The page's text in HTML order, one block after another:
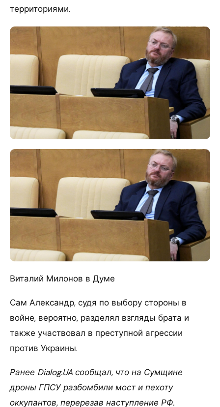
территориями.
Виталий Милонов в Думе
Сам Александр, судя по выбору стороны в
войне, вероятно, разделял взгляды брата и
также участвовал в преступной агрессии
против Украины.
Ранее Dialog.UA сообщал, что на Сумщине
дроны ГПСУ разбомбили мост и пехоту
оккупантов, перерезав наступление РФ.